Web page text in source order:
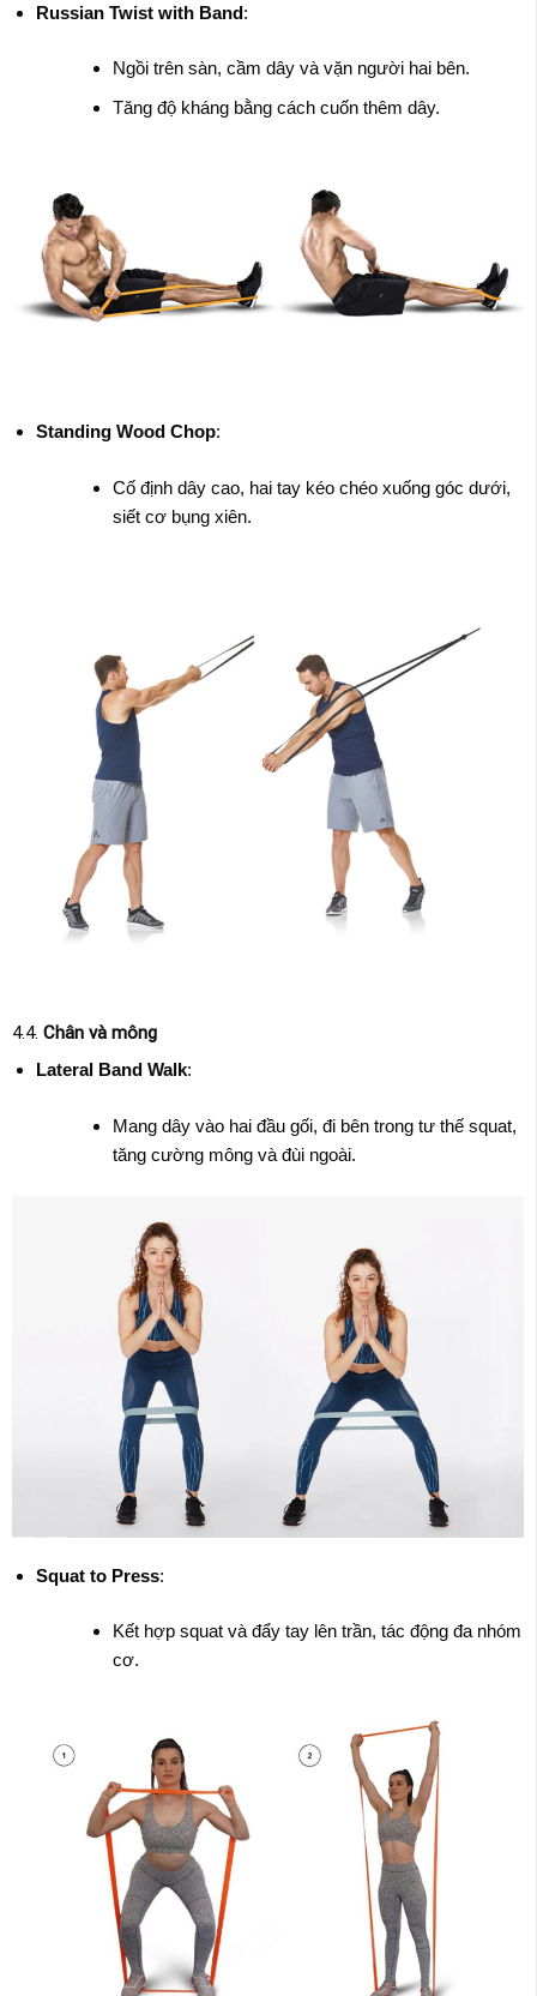
Russian Twist with Band:
Ngồi trên sàn, cầm dây và vặn người hai bên.
Tăng độ kháng bằng cách cuốn thêm dây.
Standing Wood Chop:
Cố định dây cao, hai tay kéo chéo xuống góc dưới,
siết cơ bụng xiên.
4.4. Chân và mông
Lateral Band Walk:
Mang dây vào hai đầu gối, đi bên trong tư thế squat,
tăng cường mông và đùi ngoài.
Squat to Press:
Kết hợp squat và đẩy tay lên trần, tác động đa nhóm
cơ.